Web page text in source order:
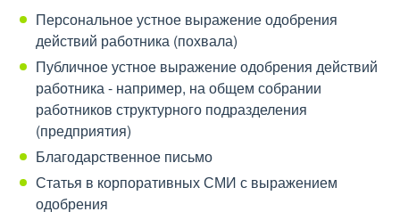
Персональное устное выражение одобрения
действий работника (похвала)
Публичное устное выражение одобрения действий
работника - например, на общем собрании
работников структурного подразделения
(предприятия)
Благодарственное письмо
Статья в корпоративных СМИ с выражением
одобрения